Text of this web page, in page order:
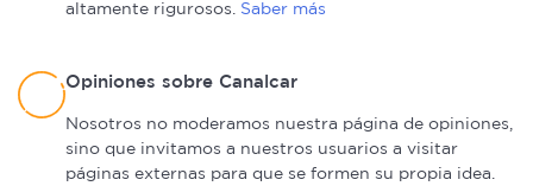
que les haya proporcionado o que hayan recopilado a
altamente rigurosos. Saber más
Opiniones sobre Canalcar
Nosotros no moderamos nuestra página de opiniones,
sino que invitamos a nuestros usuarios a visitar
páginas externas para que se formen su propia idea.